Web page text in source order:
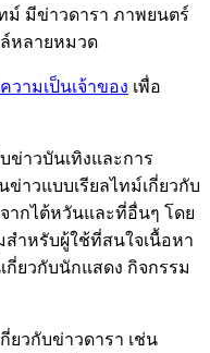
ม์ มีข่าวดารา ภาพยนตร์
หลายหมวด
วามเป็นเจ้าของ เพื่อ
ข่าวบันเทิงและการ
ข่าวแบบเรียลไทม์เกี่ยวกับ
ากไต้หวันและที่อื่นๆ โดย
ำหรับผู้ใช้ที่สนใจเนื้อหา
กี่ยวกับนักแสดง กิจกรรม
ยวกับข่าวดารา เช่น